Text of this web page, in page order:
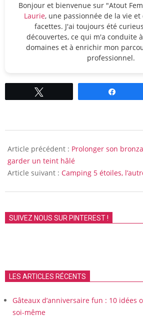
Bonjour et bienvenue sur "Atout
Laurie, une passionnée de la vie
facettes. J'ai toujours été
découvertes, ce qui m'a conduite
domaines et à enrichir mon
professionnel.
07-
27
Article précédent : Prolonger son
garder un teint hâlé
Article suivant : Camping 5 étoiles,
SUIVEZ NOUS SUR PINTEREST !
LES ARTICLES RÉCENTS
Gâteaux d’anniversaire fun : 10 idées
soi-même